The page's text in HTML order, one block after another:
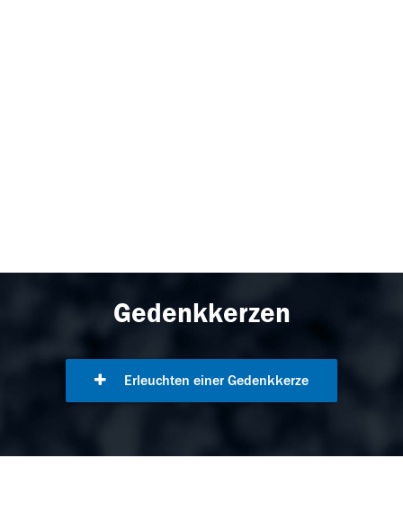
Gedenkkerzen
Erleuchten einer Gedenkkerze